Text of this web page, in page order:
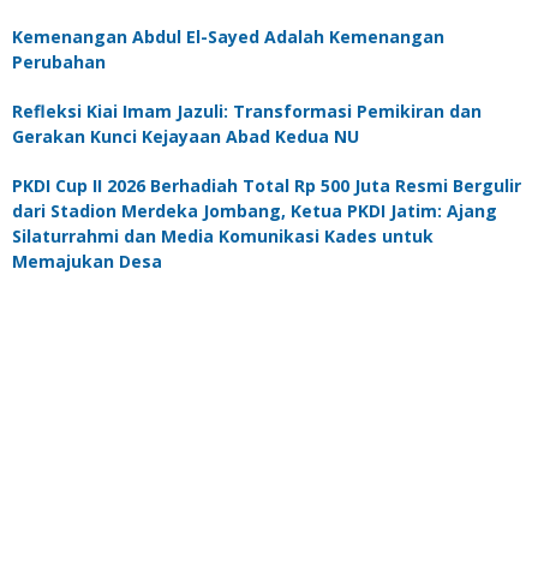
Kemenangan Abdul El-Sayed Adalah Kemenangan
Perubahan
Refleksi Kiai Imam Jazuli: Transformasi Pemikiran dan
Gerakan Kunci Kejayaan Abad Kedua NU
PKDI Cup II 2026 Berhadiah Total Rp 500 Juta Resmi Bergulir
dari Stadion Merdeka Jombang, Ketua PKDI Jatim: Ajang
Silaturrahmi dan Media Komunikasi Kades untuk
Memajukan Desa